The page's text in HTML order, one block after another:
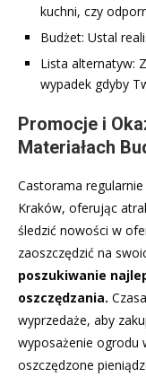
kuchni, czy
Budżet: Ustal
Lista alternatyw:
wypadek gdyby
Promocje i
Materiałach
Castorama
Kraków, oferując
śledzić nowości w
zaoszczędzić na
poszukiwanie
oszczędzania.
wyprzedaże, aby
wyposażenie ogrodu
oszczędzone